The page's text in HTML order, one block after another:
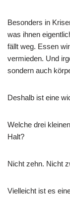
Besonders in
was ihnen
fällt weg. Essen
vermieden. Und
sondern auch
Deshalb ist eine
Welche drei
Halt?
Nicht zehn. Nicht
Vielleicht ist es